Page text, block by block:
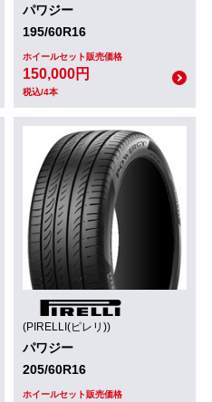
パワジー
195/60R16
ホイールセット販売価格
150,000円
税込/4本
(PIRELLI(ピレリ))
パワジー
205/60R16
ホイールセット販売価格